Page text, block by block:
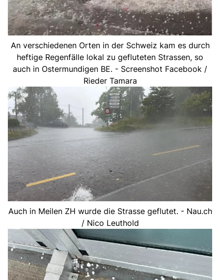
An verschiedenen Orten in der Schweiz kam es durch
heftige Regenfälle lokal zu gefluteten Strassen, so
auch in Ostermundigen BE. - Screenshot Facebook /
Rieder Tamara
Auch in Meilen ZH wurde die Strasse geflutet. - Nau.ch
/ Nico Leuthold